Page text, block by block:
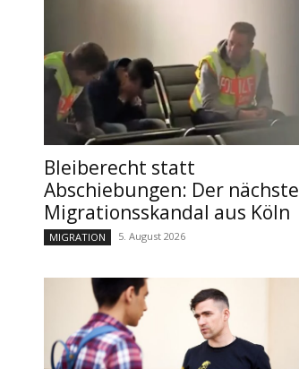
Bleiberecht statt
Abschiebungen: Der nächste
Migrationsskandal aus Köln
MIGRATION 5. August 2026